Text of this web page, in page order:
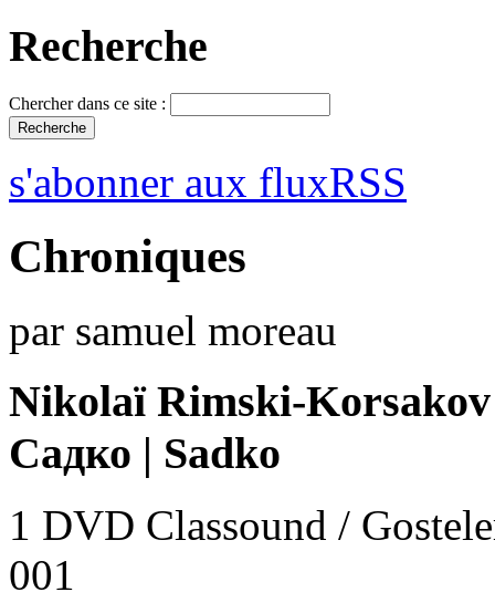
Recherche
Chercher dans ce site :
s'abonner aux fluxRSS
Chroniques
par samuel moreau
Nikolaï Rimski-Korsakov
Садко | Sadko
1 DVD Classound /
001